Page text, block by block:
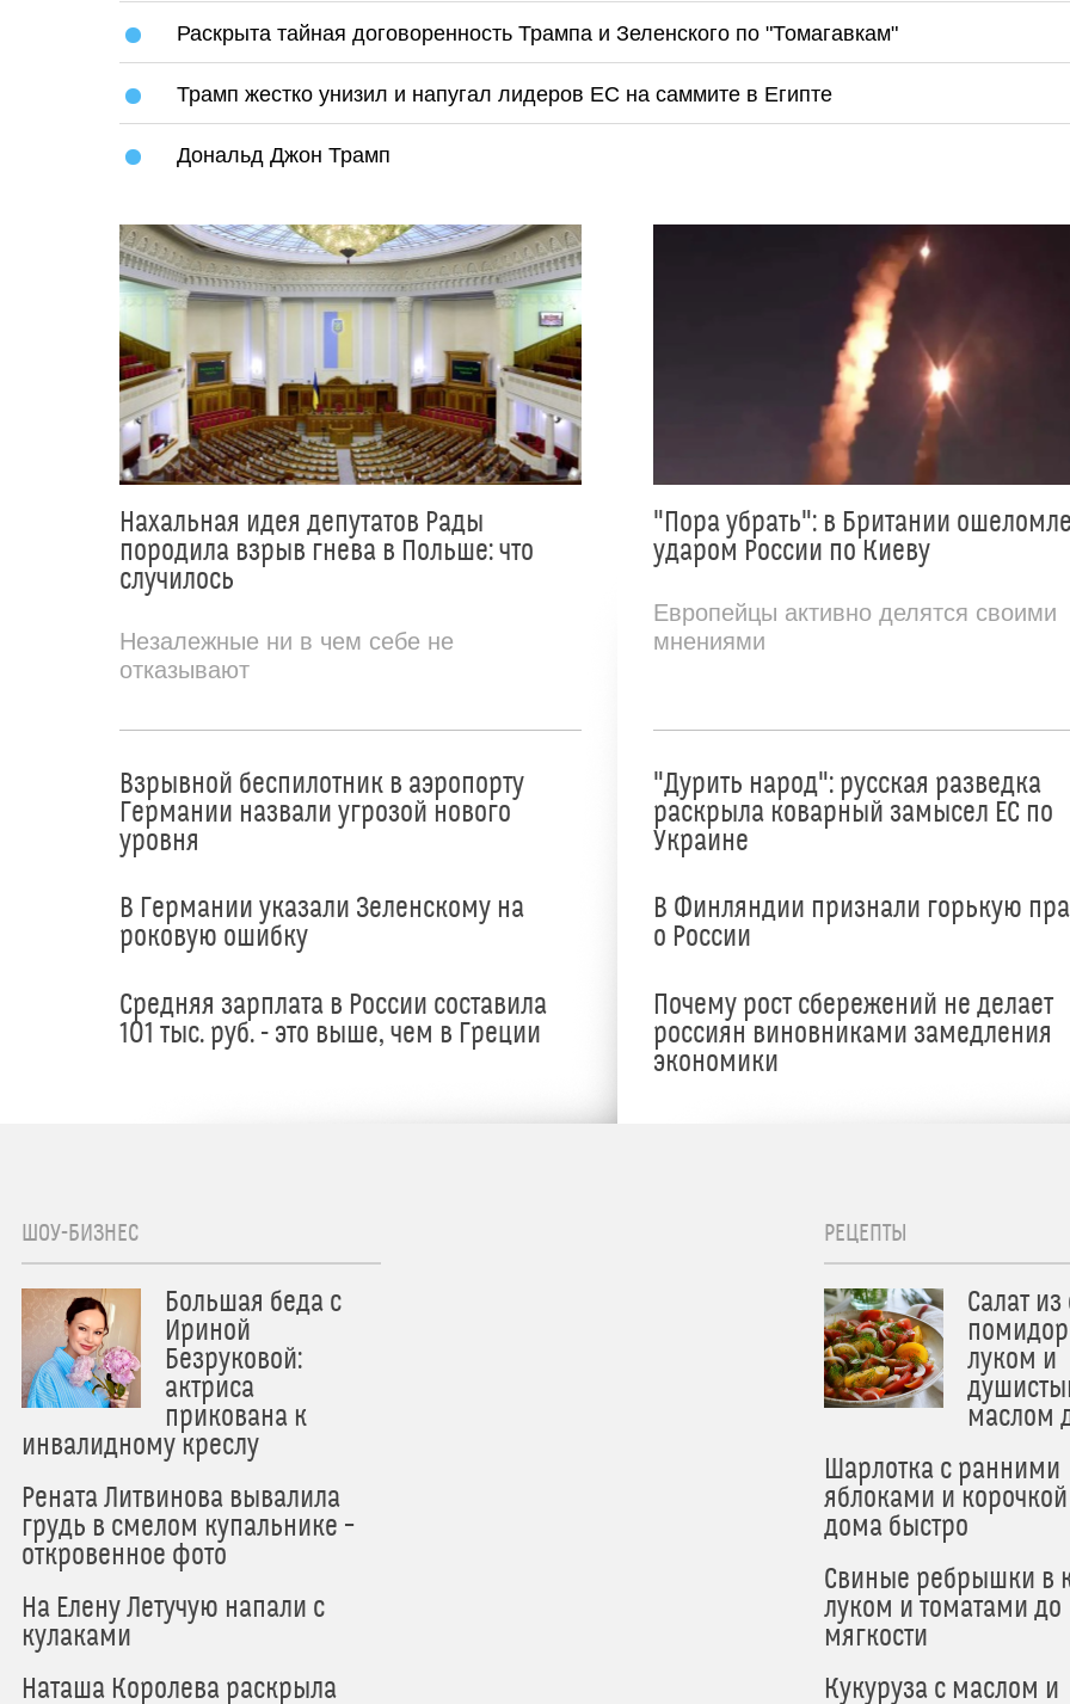
Раскрыта тайная договоренность Трампа и Зеленского по "Томагавкам"
Трамп жестко унизил и напугал лидеров ЕС на саммите в Египте
Дональд Джон Трамп
Нахальная идея депутатов Рады
породила взрыв гнева в Польше: что
случилось
Незалежные ни в чем себе не
отказывают
Взрывной беспилотник в аэропорту
Германии назвали угрозой нового
уровня
В Германии указали Зеленскому на
роковую ошибку
Средняя зарплата в России составила
101 тыс. руб. - это выше, чем в Греции
"Пора убрать": в Британии
ударом России по Киеву
Европейцы активно делятся своими
мнениями
"Дурить народ": русская разведка
раскрыла коварный замысел ЕС по
Украине
В Финляндии признали горькую
о России
Почему рост сбережений не делает
россиян виновниками замедления
экономики
ШОУ-БИЗНЕС
Большая беда с
Ириной
Безруковой:
актриса
прикована к
инвалидному креслу
Рената Литвинова вывалила
грудь в смелом купальнике –
откровенное фото
На Елену Летучую напали с
кулаками
Наташа Королева раскрыла
РЕЦЕПТЫ
Салат
луком и
маслом
Шарлотка с ранними
яблоками и
дома быстро
Свиные ребрышки в
луком и томатами до
мягкости
Кукуруза с маслом и